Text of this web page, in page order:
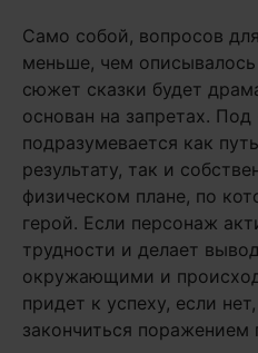
Само собой, вопросов
меньше, чем
сюжет сказки будет
основан на запретах.
подразумевается как
результату, так и
физическом плане, по
герой. Если персонаж
трудности и делает
окружающими и
придет к успеху, если
закончиться поражением